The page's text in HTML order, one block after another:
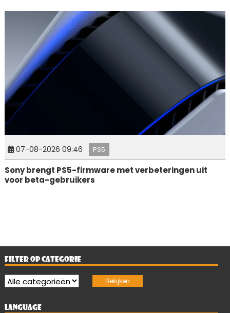
07-08-2026 09:46 PS5
Sony brengt PS5-firmware met verbeteringen uit
voor beta-gebruikers
FILTER OP CATEGORIE
LANGUAGE